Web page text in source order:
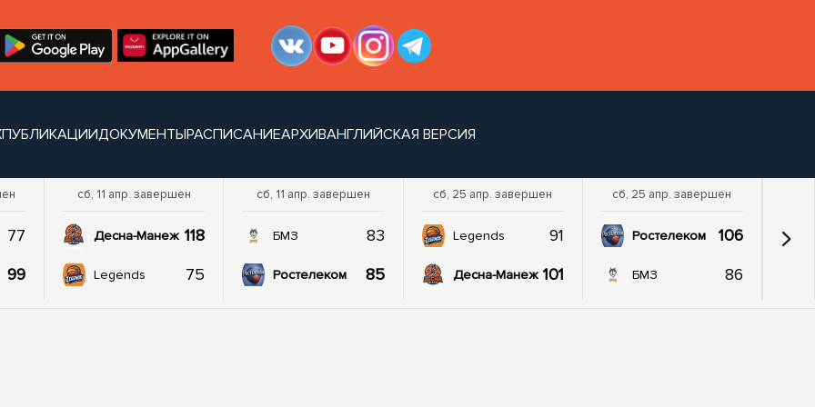
ПУБЛИКАЦИИДОКУМЕНТЫРАСПИСАНИЕАРХИВАНГЛИЙСКАЯ ВЕРСИЯ
77
99
сб, 11 апр. завершен
Десна-Манеж 118
Legends 75
сб, 11 апр. завершен
БМЗ 83
Ростелеком 85
сб, 25 апр. завершен
Legends 91
Десна-Манеж 101
сб, 25 апр. завершен
Ростелеком 106
БМЗ 86